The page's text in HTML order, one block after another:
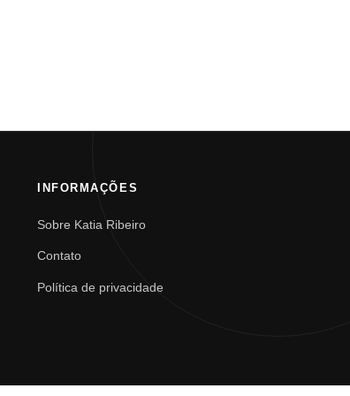
INFORMAÇÕES
Sobre Katia Ribeiro
Contato
Política de privacidade